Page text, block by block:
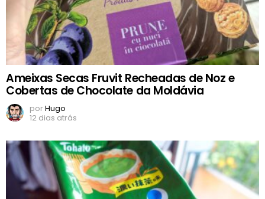
Ameixas Secas Fruvit Recheadas de Noz e
Cobertas de Chocolate da Moldávia
porHugo
12 dias atrás